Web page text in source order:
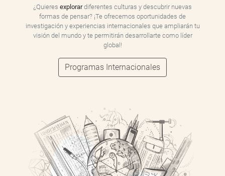
¿Quieres explorardiferentes culturas y descubrir nuevas
formas de pensar? ¡Te ofrecemos oportunidades de
investigación y experiencias internacionales que ampliarán tu
visión del mundo y te permitirán desarrollarte como líder
global!
Programas Internacionales